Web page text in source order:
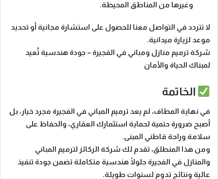
وغيرها من المناطق المحيطة.
لا تتردد في التواصل معنا للحصول على استشارة مجانية أو تحديد
موعد لزيارة ميدانية.
شركة ترميم منازل ومباني في الفجيرة – جودة هندسية تُعيد
لمبناك الحياة والأمان
الخاتمة
في نهاية المطاف، لم يعد ترميم المباني في الفجيرة مجرد خيار، بل
أصبح ضرورة حتمية لحماية استثمارك العقاري، والحفاظ على
سلامة وراحة قاطني المبنى.
ومن هذا المنطلق، تقدم لك شركة الركائز لترميم المباني
والمنازل في الفجيرة حلولًا هندسية متكاملة تضمن جودة تنفيذ
عالية ونتائج تدوم لسنوات طويلة.